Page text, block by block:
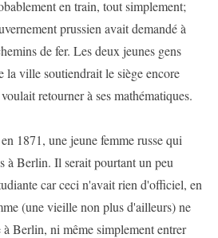
en train, tout simplement;
prussien avait demandé à
de fer. Les deux jeunes gens
la ville soutiendrait le siège encore
retourner à ses mathématiques.
1871, une jeune femme russe qui
à Berlin. Il serait pourtant un peu
car ceci n'avait rien d'officiel, en
(une vieille non plus d'ailleurs) ne
Berlin, ni même simplement entrer